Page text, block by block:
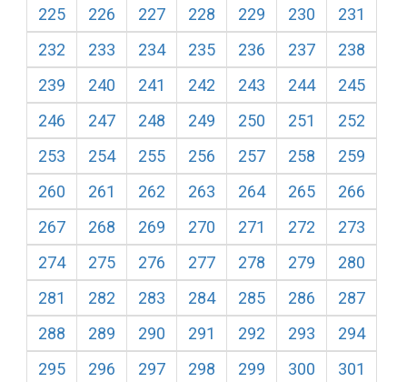
225
226 227 228 229 230
231
232
233 234 235 236 237
238
239
240 241 242 243 244
245
246
247 248 249 250 251
252
253
254 255 256 257 258
259
260
261 262 263 264 265
266
267
268 269 270 271 272
273
274
275 276 277 278 279
280
281
282 283 284 285 286
287
288
289 290 291 292 293
294
295
296 297 298 299 300
301